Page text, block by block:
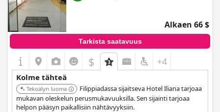
Alkaen 66 $
Tarkista saatavuus
$ +4
Kolme tähteä
Tekoälyn luoma
Filippiadassa sijaitseva Hotel Iliana tarjoaa
mukavan oleskelun perusmukavuuksilla. Sen sijainti tarjoaa
helpon pääsyn paikallisiin nähtävyyksiin.